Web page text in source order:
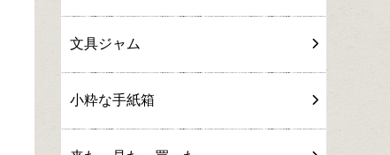
文具ジャム
小粋な手紙箱